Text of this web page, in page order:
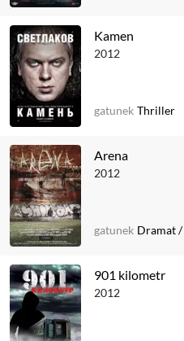
Kamen
2012
gatunek Thriller
Arena
2012
gatunek Dramat/
901 kilometr
2012